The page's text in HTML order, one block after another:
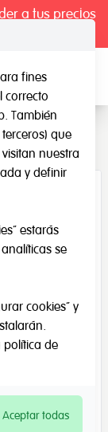
a tus precios
fines
correcto
También
que
nuestra
y definir
estarás
se
cookies” y
política de
Aceptar todas